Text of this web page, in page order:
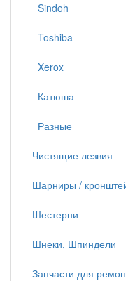
Sindoh
Toshiba
Xerox
Катюша
Разные
Чистящие лезвия
Шарниры /
Шестерни
Шнеки, Шпиндели
Запчасти для